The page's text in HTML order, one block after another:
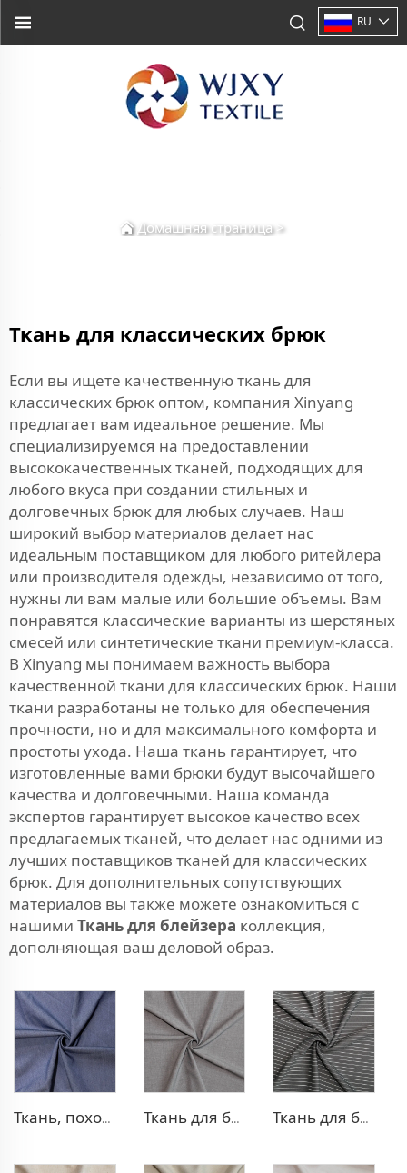
RU
Домашняя страница>
Ткань для классических брюк
Если вы ищете качественную ткань для
классических брюк оптом, компания Xinyang
предлагает вам идеальное решение. Мы
специализируемся на предоставлении
высококачественных тканей, подходящих для
любого вкуса при создании стильных и
долговечных брюк для любых случаев. Наш
широкий выбор материалов делает нас
идеальным поставщиком для любого ритейлера
или производителя одежды, независимо от того,
нужны ли вам малые или большие объемы. Вам
понравятся классические варианты из шерстяных
смесей или синтетические ткани премиум-класса.
В Xinyang мы понимаем важность выбора
качественной ткани для классических брюк. Наши
ткани разработаны не только для обеспечения
прочности, но и для максимального комфорта и
простоты ухода. Наша ткань гарантирует, что
изготовленные вами брюки будут высочайшего
качества и долговечными. Наша команда
экспертов гарантирует высокое качество всех
предлагаемых тканей, что делает нас одними из
лучших поставщиков тканей для классических
брюк. Для дополнительных сопутствующих
материалов вы также можете ознакомиться с
нашими Ткань для блейзера коллекция,
дополняющая ваш деловой образ.
Ткань, похожая на деним, из полиэстера и вискозы Ткань для брюк TR с четырехсторонней растяжкой Ткань для брюк в стиле TR Strip